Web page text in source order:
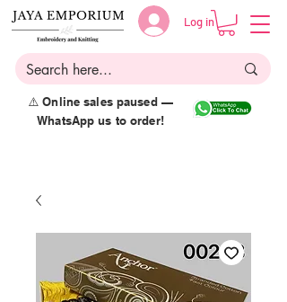
Log in
⚠️ Online sales paused —
WhatsApp us to order!